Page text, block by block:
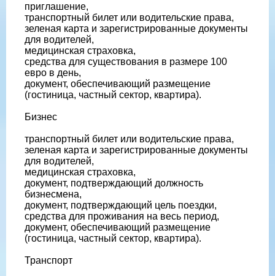
приглашение,
транспортный билет или водительские права,
зеленая карта и зарегистрированные документы
для водителей,
медицинская страховка,
средства для существования в размере 100
евро в день,
документ, обеспечивающий размещение
(гостиница, частный сектор, квартира).
Бизнес
транспортный билет или водительские права,
зеленая карта и зарегистрированные документы
для водителей,
медицинская страховка,
документ, подтверждающий должность
бизнесмена,
документ, подтверждающий цель поездки,
средства для проживания на весь период,
документ, обеспечивающий размещение
(гостиница, частный сектор, квартира).
Транспорт